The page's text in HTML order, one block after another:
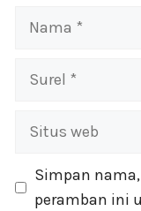
Nama
Surel
Situs
Simpan
peramban ini